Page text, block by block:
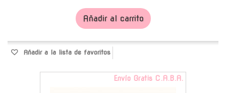
Añadir al carrito
Añadir a la lista de favoritos
Envío Gratis C.A.B.A.